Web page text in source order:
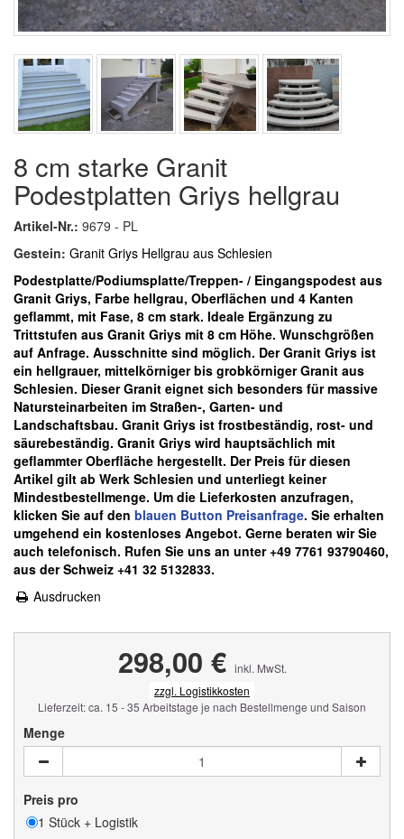
8 cm starke Granit
Podestplatten Griys hellgrau
Artikel-Nr.: 9679 - PL
Gestein: Granit Griys Hellgrau aus Schlesien
Podestplatte/Podiumsplatte/Treppen- / Eingangspodest aus
Granit Griys, Farbe hellgrau, Oberflächen und 4 Kanten
geflammt, mit Fase, 8 cm stark. Ideale Ergänzung zu
Trittstufen aus Granit Griys mit 8 cm Höhe. Wunschgrößen
auf Anfrage. Ausschnitte sind möglich. Der Granit Griys ist
ein hellgrauer, mittelkörniger bis grobkörniger Granit aus
Schlesien. Dieser Granit eignet sich besonders für massive
Natursteinarbeiten im Straßen-, Garten- und
Landschaftsbau. Granit Griys ist frostbeständig, rost- und
säurebeständig. Granit Griys wird hauptsächlich mit
geflammter Oberfläche hergestellt. Der Preis für diesen
Artikel gilt ab Werk Schlesien und unterliegt keiner
Mindestbestellmenge. Um die Lieferkosten anzufragen,
klicken Sie auf den blauen Button Preisanfrage. Sie erhalten
umgehend ein kostenloses Angebot. Gerne beraten wir Sie
auch telefonisch. Rufen Sie uns an unter +49 7761 93790460,
aus der Schweiz +41 32 5132833.
Ausdrucken
298,00 € inkl. MwSt.
zzgl. Logistikkosten
Lieferzeit: ca. 15 - 35 Arbeitstage je nach Bestellmenge und Saison
Menge
Preis pro
1 Stück + Logistik